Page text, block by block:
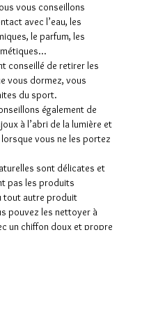
vous conseillons
avec l’eau, les
le parfum, les
conseillé de retirer les
vous dormez, vous
du sport.
également de
à l’abri de la lumière et
vous ne les portez
sont délicates et
pas les produits
tout autre produit
pouvez les nettoyer à
un chiffon doux et propre